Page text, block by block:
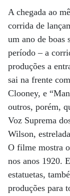
A chegada ao
corrida de
um ano de boas
período – a
produções a
sai na frente
Clooney, e
outros, porém,
Voz Suprema
Wilson,
O filme mostra
nos anos 1920.
estatuetas,
produções para